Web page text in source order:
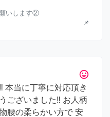
いします②
📌
tag_faces
本当に丁寧に対応頂き
ございました‼︎ お人柄
腰の柔らかい方で 安